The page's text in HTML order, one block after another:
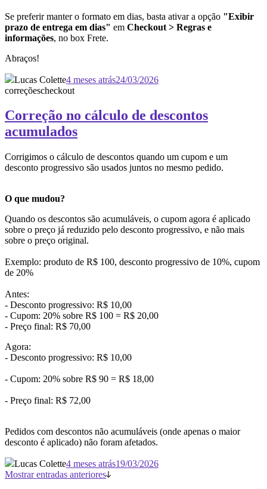
Se preferir manter o formato em dias, basta ativar a opção "Exibir
prazo de entrega em dias" em Checkout > Regras e
informações, no box Frete.
Abraços!
Lucas Colette4 meses atrás24/03/2026
correçõescheckout
Correção no cálculo de descontos
acumulados
Corrigimos o cálculo de descontos quando um cupom e um
desconto progressivo são usados juntos no mesmo pedido.
O que mudou?
Quando os descontos são acumuláveis, o cupom agora é aplicado
sobre o preço já reduzido pelo desconto progressivo, e não mais
sobre o preço original.
Exemplo: produto de R$ 100, desconto progressivo de 10%, cupom
de 20%
Antes:
- Desconto progressivo: R$ 10,00
- Cupom: 20% sobre R$ 100 = R$ 20,00
- Preço final: R$ 70,00
Agora:
- Desconto progressivo: R$ 10,00
- Cupom: 20% sobre R$ 90 = R$ 18,00
- Preço final: R$ 72,00
Pedidos com descontos não acumuláveis (onde apenas o maior
desconto é aplicado) não foram afetados.
Lucas Colette4 meses atrás19/03/2026
Mostrar entradas anteriores